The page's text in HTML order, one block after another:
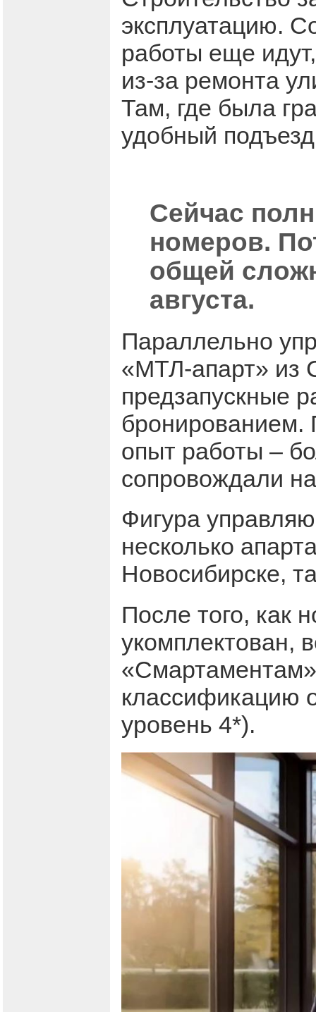
эксплуатацию.
работы еще
из-за ремонта
Там, где была
удобный
Сейчас
номеров.
общей
августа.
Параллельно
«МТЛ-апарт» из
предзапускные
бронированием.
опыт работы –
сопровождали
Фигура
несколько
Новосибирске,
После того, как
укомплектован,
классификацию
уровень 4*).